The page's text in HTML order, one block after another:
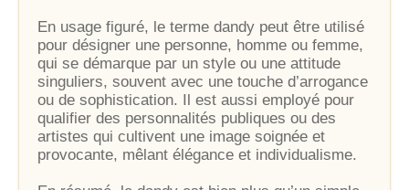
En usage figuré, le terme dandy peut être utilisé
pour désigner une personne, homme ou femme,
qui se démarque par un style ou une attitude
singuliers, souvent avec une touche d’arrogance
ou de sophistication. Il est aussi employé pour
qualifier des personnalités publiques ou des
artistes qui cultivent une image soignée et
provocante, mêlant élégance et individualisme.